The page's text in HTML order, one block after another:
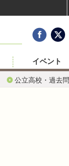
公立高校・過去問
イベント